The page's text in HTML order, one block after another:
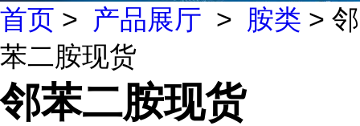
首页 > 产品展厅 > 胺类 > 邻
苯二胺现货
邻苯二胺现货